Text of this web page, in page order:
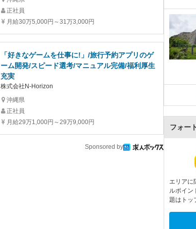
正社員
月給30万5,000円～31万3,000円
「好きなゲームを仕事に!」/旅行予約アプリのゲ
ーム開発/スピード選考/マニュアル完備/福利厚生
充実
株式会社N-Horizon
沖縄県
正社員
月給29万1,000円～29万9,000円
Sponsored by
フォー
エリアに
ルポイン
題はトッ